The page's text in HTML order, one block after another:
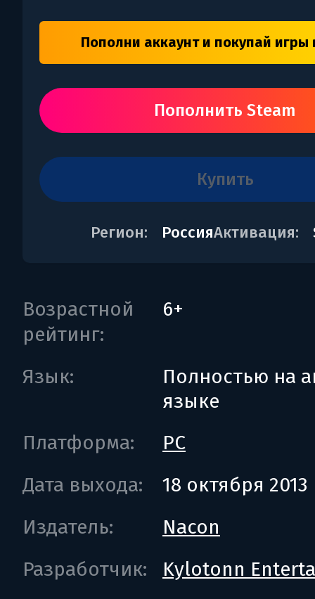
Пополни аккаунт и покупай игры
Пополнить Steam
купить
Регион: РоссияАктивация:
Возрастной
рейтинг:
6+
Язык:
Полностью на
языке
Платформа:
PC
Дата выхода:
18 октября 2013
Издатель:
Nacon
Разработчик:
Kylotonn